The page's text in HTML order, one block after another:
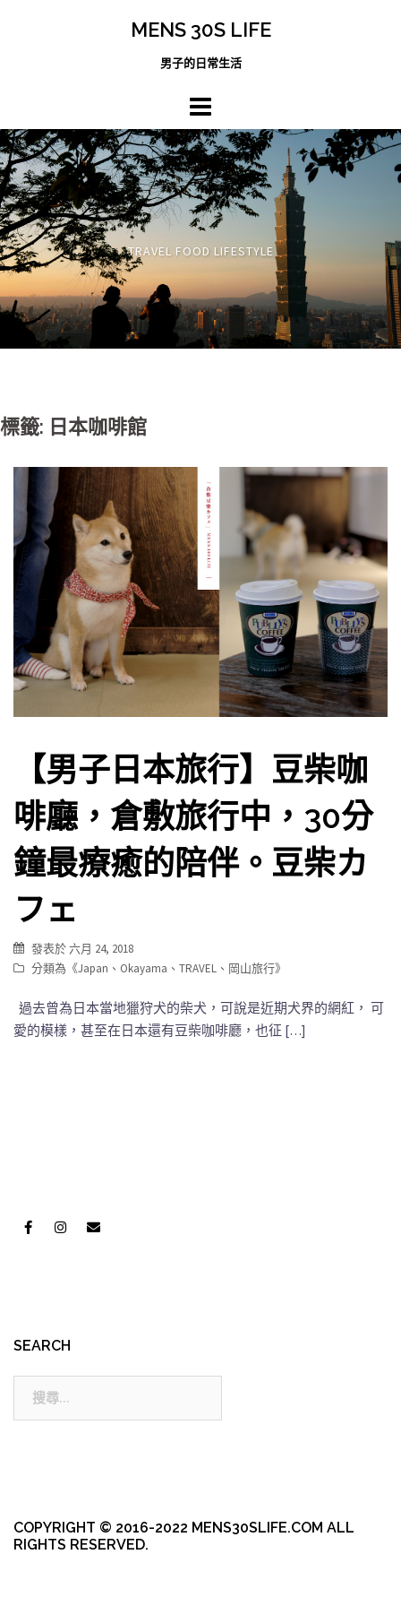
MENS 30S LIFE
男子的日常生活
TRAVEL FOOD LIFESTYLE
標籤: 日本咖啡館
【男子日本旅行】豆柴咖
啡廳，倉敷旅行中，30分
鐘最療癒的陪伴。豆柴カ
フェ
發表於六月 24, 2018
分類為《Japan 、 Okayama 、 TRAVEL 、 岡山旅行》
過去曾為日本當地獵狩犬的柴犬，可說是近期犬界的網紅， 可
愛的模樣，甚至在日本還有豆柴咖啡廳，也征 […]
SEARCH
COPYRIGHT © 2016-2022 MENS30SLIFE.COM ALL
RIGHTS RESERVED.